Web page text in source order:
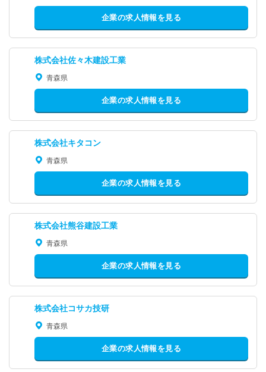
企業の求人情報を見る
株式会社佐々木建設工業
青森県
企業の求人情報を見る
株式会社キタコン
青森県
企業の求人情報を見る
株式会社熊谷建設工業
青森県
企業の求人情報を見る
株式会社コサカ技研
青森県
企業の求人情報を見る